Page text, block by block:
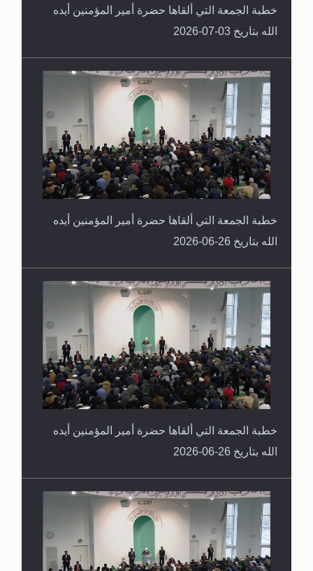
خطبة الجمعة التي ألقاها حضرة أمير المؤمنين أيده
الله بتاريخ 03-07-2026
خطبة الجمعة التي ألقاها حضرة أمير المؤمنين أيده
الله بتاريخ 26-06-2026
خطبة الجمعة التي ألقاها حضرة أمير المؤمنين أيده
الله بتاريخ 26-06-2026